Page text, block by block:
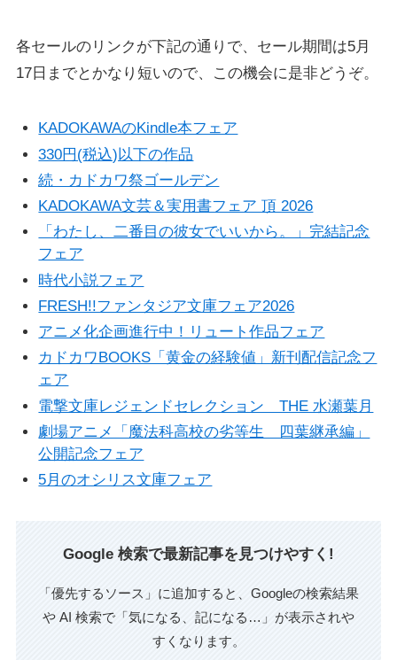
各セールのリンクが下記の通りで、セール期間は5月
17日までとかなり短いので、この機会に是非どうぞ。
KADOKAWAのKindle本フェア
330円(税込)以下の作品
続・カドカワ祭ゴールデン
KADOKAWA文芸＆実用書フェア 頂 2026
「わたし、二番目の彼女でいいから。」完結記念
フェア
時代小説フェア
FRESH!!ファンタジア文庫フェア2026
アニメ化企画進行中！リュート作品フェア
カドカワBOOKS「黄金の経験値」新刊配信記念フ
ェア
電撃文庫レジェンドセレクション THE 水瀬葉月
劇場アニメ「魔法科高校の劣等生 四葉継承編」
公開記念フェア
5月のオシリス文庫フェア
Google 検索で最新記事を見つけやすく!
「優先するソース」に追加すると、Googleの検索結果
や AI 検索で「気になる、記になる…」が表示されや
すくなります。